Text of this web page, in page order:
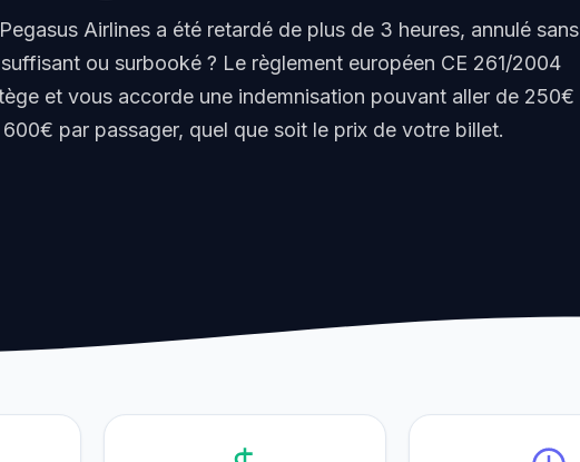
Airlines a été retardé de plus de 3 heures, annulé sans
ou surbooké ? Le règlement européen CE 261/2004
et vous accorde une indemnisation pouvant aller de 250€
600€ par passager, quel que soit le prix de votre billet.